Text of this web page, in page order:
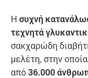
Ησυχνή
τεχνητά
σακχαρώδη
μελέτη, στην
από36.000